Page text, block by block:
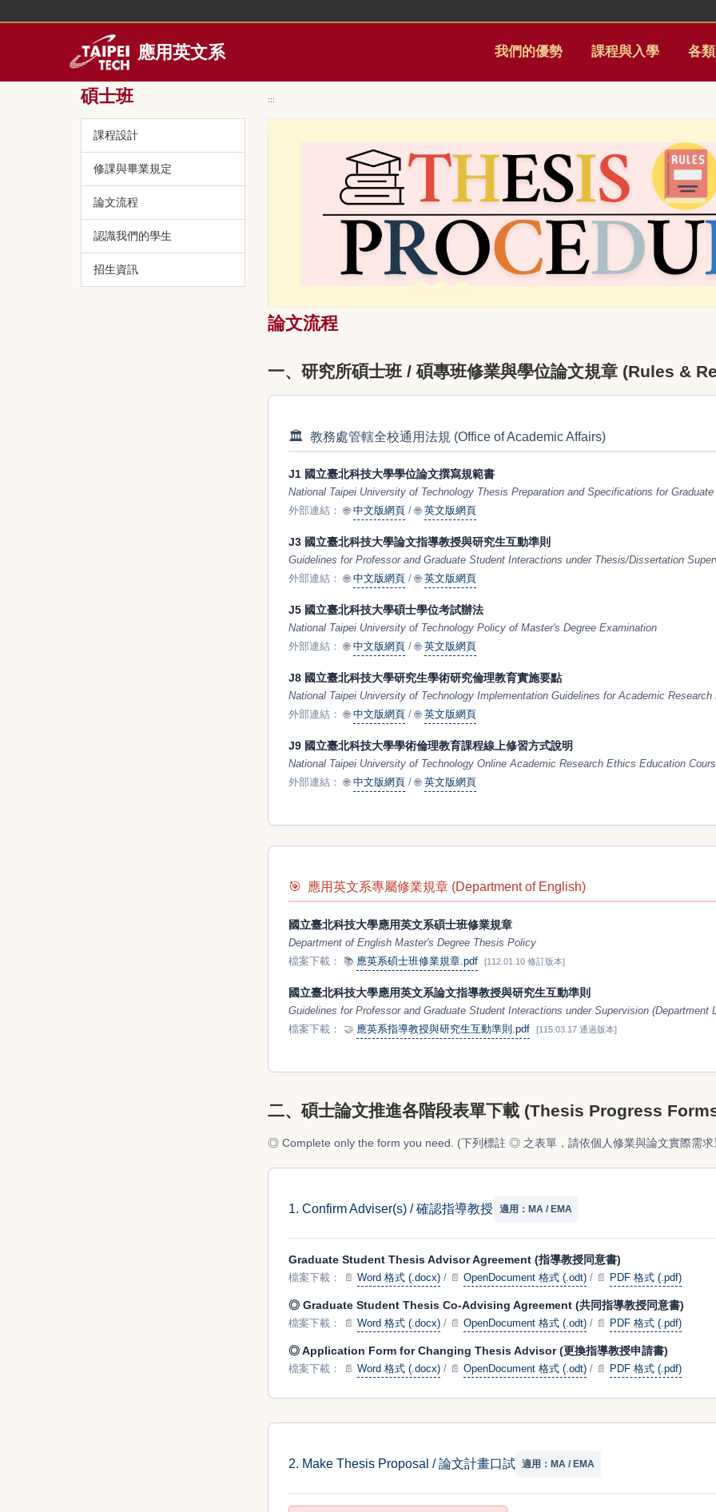
應用英文系 我們的優勢 課程與入學 各
碩士班
課程設計
修課與畢業規定
論文流程
認識我們的學生
招生資訊
:::
論文流程
一、研究所碩士班 / 碩專班修業與學位論文規章 (Rules &
🏛️ 教務處管轄全校通用法規 (Office of Academic Affairs)
J1 國立臺北科技大學學位論文撰寫規範書
National Taipei University of Technology Thesis Preparation and Specifications for
外部連結：🌐 中文版網頁 /🌐 英文版網頁
J3 國立臺北科技大學論文指導教授與研究生互動準則
Guidelines for Professor and Graduate Student Interactions under Thesis/Dissertation
外部連結：🌐 中文版網頁 /🌐 英文版網頁
J5 國立臺北科技大學碩士學位考試辦法
National Taipei University of Technology Policy of Master's Degree Examination
外部連結：🌐 中文版網頁 /🌐 英文版網頁
J8 國立臺北科技大學研究生學術研究倫理教育實施要點
National Taipei University of Technology Implementation Guidelines for Academic
外部連結：🌐 中文版網頁 /🌐 英文版網頁
J9 國立臺北科技大學學術倫理教育課程線上修習方式說明
National Taipei University of Technology Online Academic Research Ethics Education
外部連結：🌐 中文版網頁 /🌐 英文版網頁
🎯 應用英文系專屬修業規章 (Department of English)
國立臺北科技大學應用英文系碩士班修業規章
Department of English Master's Degree Thesis Policy
檔案下載： 📚 應英系碩士班修業規章.pdf [112.01.10 修訂版本]
國立臺北科技大學應用英文系論文指導教授與研究生互動準則
Guidelines for Professor and Graduate Student Interactions under Supervision (Department
檔案下載： 🤝 應英系指導教授與研究生互動準則.pdf [115.03.17 通過版本]
二、碩士論文推進各階段表單下載 (Thesis Progress
◎ Complete only the form you need. (下列標註 ◎ 之表單，請依個人修業與論文實際需求
1. Confirm Adviser(s) / 確認指導教授 適用：MA / EMA
Graduate Student Thesis Advisor Agreement (指導教授同意書)
檔案下載： 📄 Word 格式 (.docx) / 📄 OpenDocument 格式 (.odt) / 📄 PDF 格式 (.pdf)
◎ Graduate Student Thesis Co-Advising Agreement (共同指導教授同意書)
檔案下載： 📄 Word 格式 (.docx) / 📄 OpenDocument 格式 (.odt) / 📄 PDF 格式 (.pdf)
◎ Application Form for Changing Thesis Advisor (更換指導教授申請書)
檔案下載： 📄 Word 格式 (.docx) / 📄 OpenDocument 格式 (.odt) / 📄 PDF 格式 (.pdf)
2. Make Thesis Proposal / 論文計畫口試 適用：MA / EMA